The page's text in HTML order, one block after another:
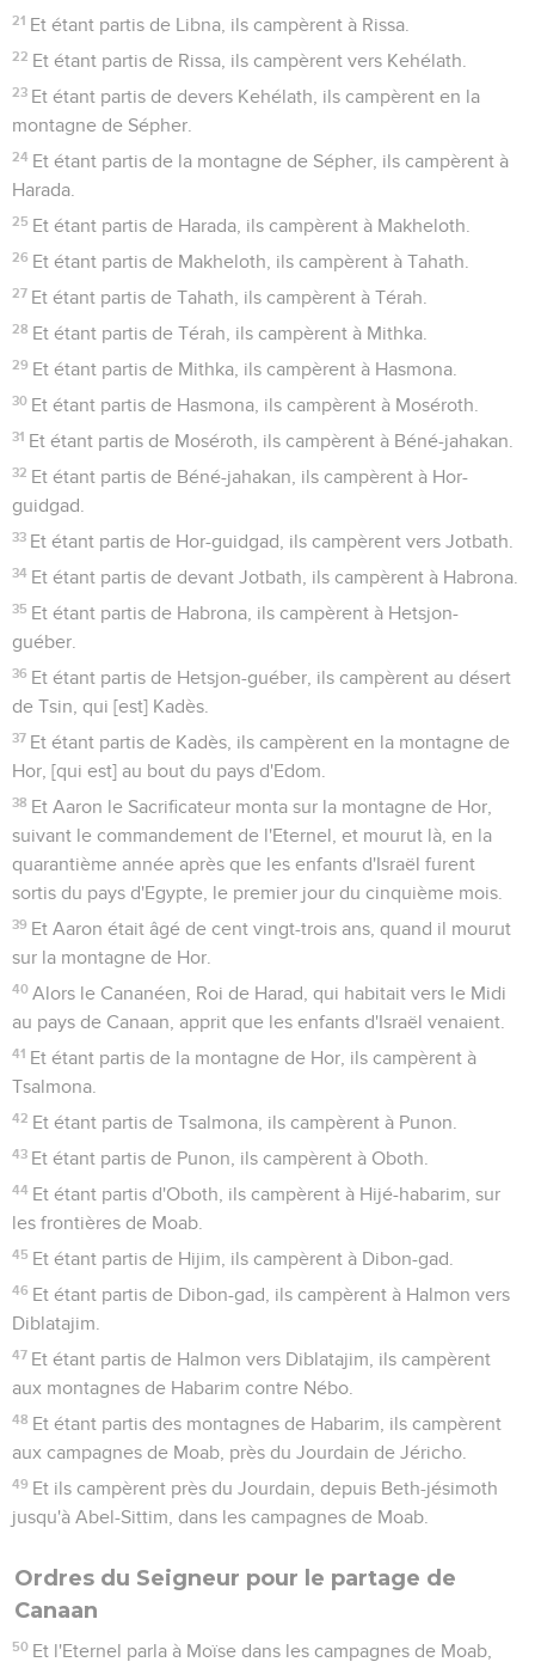
21 Et étant partis de Libna, ils campèrent à Rissa.
22 Et étant partis de Rissa, ils campèrent vers Kehélath.
23 Et étant partis de devers Kehélath, ils campèrent en la
montagne de Sépher.
24 Et étant partis de la montagne de Sépher, ils campèrent à
Harada.
25 Et étant partis de Harada, ils campèrent à Makheloth.
26 Et étant partis de Makheloth, ils campèrent à Tahath.
27 Et étant partis de Tahath, ils campèrent à Térah.
28 Et étant partis de Térah, ils campèrent à Mithka.
29 Et étant partis de Mithka, ils campèrent à Hasmona.
30 Et étant partis de Hasmona, ils campèrent à Moséroth.
31 Et étant partis de Moséroth, ils campèrent à Béné-jahakan.
32 Et étant partis de Béné-jahakan, ils campèrent à Hor-
guidgad.
33 Et étant partis de Hor-guidgad, ils campèrent vers Jotbath.
34 Et étant partis de devant Jotbath, ils campèrent à Habrona.
35 Et étant partis de Habrona, ils campèrent à Hetsjon-
guéber.
36 Et étant partis de Hetsjon-guéber, ils campèrent au désert
de Tsin, qui [est] Kadès.
37 Et étant partis de Kadès, ils campèrent en la montagne de
Hor, [qui est] au bout du pays d'Edom.
38 Et Aaron le Sacrificateur monta sur la montagne de Hor,
suivant le commandement de l'Eternel, et mourut là, en la
quarantième année après que les enfants d'Israël furent
sortis du pays d'Egypte, le premier jour du cinquième mois.
39 Et Aaron était âgé de cent vingt-trois ans, quand il mourut
sur la montagne de Hor.
40 Alors le Cananéen, Roi de Harad, qui habitait vers le Midi
au pays de Canaan, apprit que les enfants d'Israël venaient.
41 Et étant partis de la montagne de Hor, ils campèrent à
Tsalmona.
42 Et étant partis de Tsalmona, ils campèrent à Punon.
43 Et étant partis de Punon, ils campèrent à Oboth.
44 Et étant partis d'Oboth, ils campèrent à Hijé-habarim, sur
les frontières de Moab.
45 Et étant partis de Hijim, ils campèrent à Dibon-gad.
46 Et étant partis de Dibon-gad, ils campèrent à Halmon vers
Diblatajim.
47 Et étant partis de Halmon vers Diblatajim, ils campèrent
aux montagnes de Habarim contre Nébo.
48 Et étant partis des montagnes de Habarim, ils campèrent
aux campagnes de Moab, près du Jourdain de Jéricho.
49 Et ils campèrent près du Jourdain, depuis Beth-jésimoth
jusqu'à Abel-Sittim, dans les campagnes de Moab.
Ordres du Seigneur pour le partage de
Canaan
50 Et l'Eternel parla à Moïse dans les campagnes de Moab,